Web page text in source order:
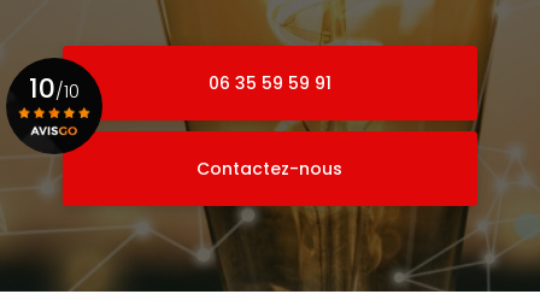
06 35 59 59 91
Contactez-nous
10/10